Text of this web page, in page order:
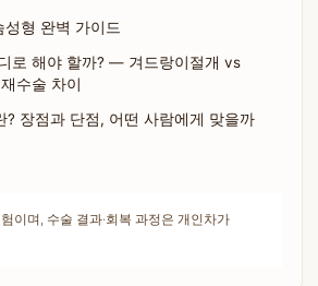
형 완벽 가이드
로 해야 할까? — 겨드랑이절개 vs
수술 차이
? 장점과 단점, 어떤 사람에게 맞을까
이며, 수술 결과·회복 과정은 개인차가